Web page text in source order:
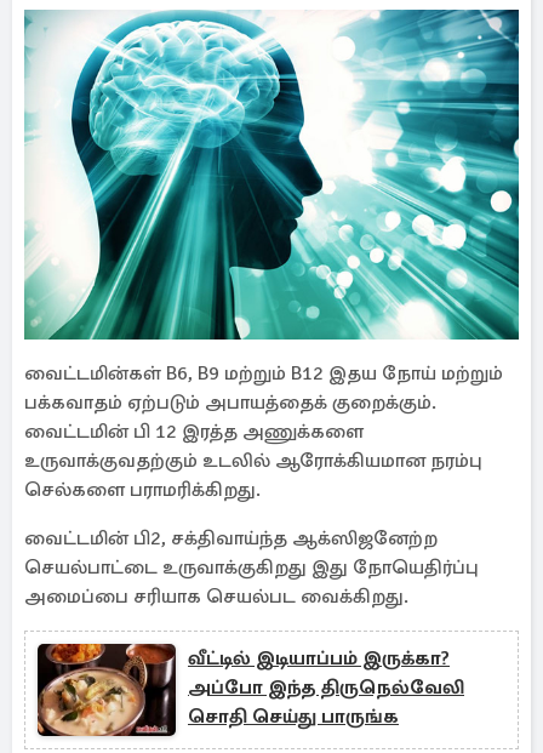
வைட்டமின்கள் B6, B9 மற்றும் B12 இதய நோய் மற்றும்
பக்கவாதம் ஏற்படும் அபாயத்தைக் குறைக்கும்.
வைட்டமின் பி 12 இரத்த அணுக்களை
உருவாக்குவதற்கும் உடலில் ஆரோக்கியமான நரம்பு
செல்களை பராமரிக்கிறது.
வைட்டமின் பி2, சக்திவாய்ந்த ஆக்ஸிஜனேற்ற
செயல்பாட்டை உருவாக்குகிறது இது நோயெதிர்ப்பு
அமைப்பை சரியாக செயல்பட வைக்கிறது.
வீட்டில் இடியாப்பம் இருக்கா?
அப்போ இந்த திருநெல்வேலி
சொதி செய்து பாருங்க